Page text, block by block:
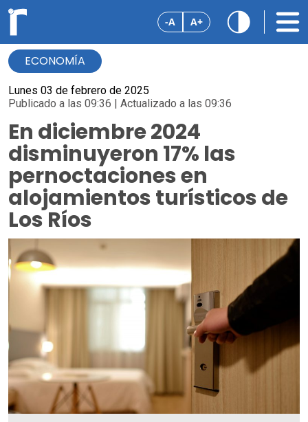
-A A+
ECONOMÍA
Lunes 03 de febrero de 2025
Publicado a las 09:36 | Actualizado a las 09:36
En diciembre 2024
disminuyeron 17% las
pernoctaciones en
alojamientos turísticos de
Los Ríos